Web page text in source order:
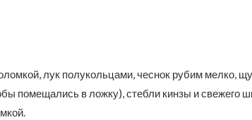
лук полукольцами, чеснок рубим мелко,
помещались в ложку), стебли кинзы и свежего